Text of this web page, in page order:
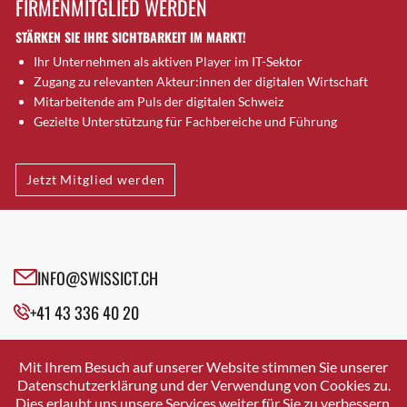
Brugg AG
Brütten
Bubendorf
Bubikon
Buchs (SG)
Bäretswil
Bülach
Cazis
Crissier
Davos Platz
Dierikon
Dietikon
FIRMENMITGLIED WERDEN
STÄRKEN SIE IHRE SICHTBARKEIT IM MARKT!
Ihr Unternehmen als aktiven Player im IT-Sektor
Zugang zu relevanten Akteur:innen der digitalen Wirtschaft
Mitarbeitende am Puls der digitalen Schweiz
Gezielte Unterstützung für Fachbereiche und Führung
Jetzt Mitglied werden
INFO@SWISSICT.CH
+41 43 336 40 20
SWISSICT
VULKANSTRASSE 120
8048 ZURICH
Mit Ihrem Besuch auf unserer Website stimmen Sie unserer
Datenschutzerklärung und der Verwendung von Cookies zu.
Dies erlaubt uns unsere Services weiter für Sie zu verbessern.